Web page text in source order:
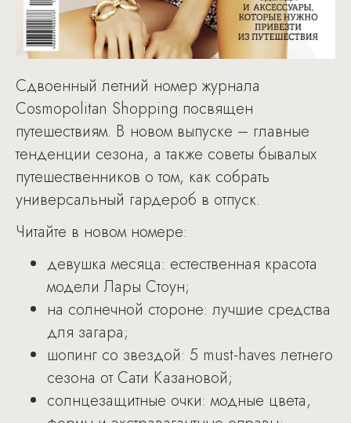
Сдвоенный летний номер журнала
Cosmopolitan Shopping посвящен
путешествиям. В новом выпуске – главные
тенденции сезона, а также советы бывалых
путешественников о том, как собрать
универсальный гардероб в отпуск.
Читайте в новом номере:
девушка месяца: естественная красота
модели Лары Стоун;
на солнечной стороне: лучшие средства
для загара;
шопинг со звездой: 5 must-haves летнего
сезона от Сати Казановой;
солнцезащитные очки: модные цвета,